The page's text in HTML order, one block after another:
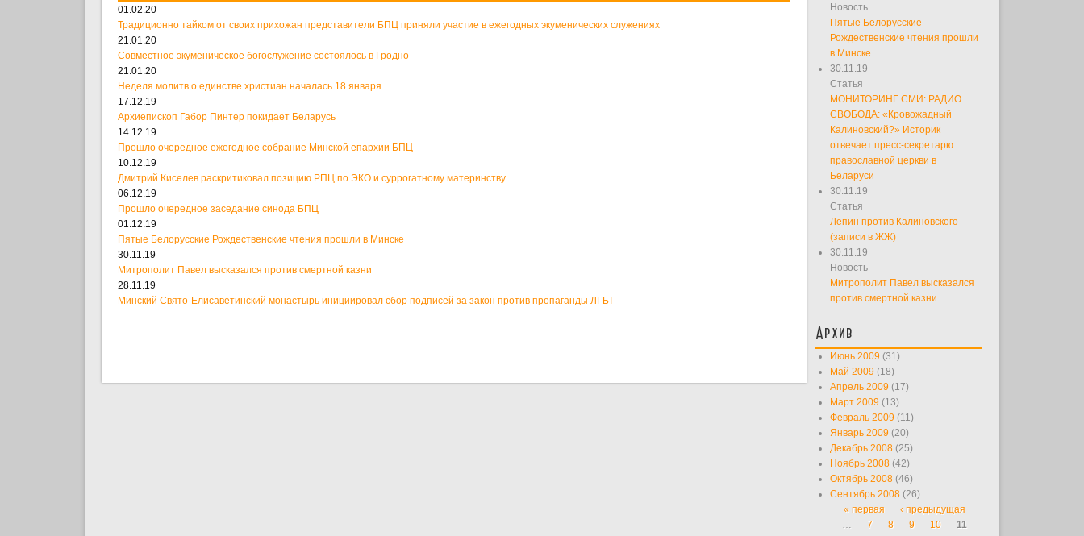
01.02.20
Традиционно тайком от своих прихожан представители БПЦ приняли участие в ежегодных экуменических служениях
21.01.20
Совместное экуменическое богослужение состоялось в Гродно
21.01.20
Неделя молитв о единстве христиан началась 18 января
17.12.19
Архиепископ Габор Пинтер покидает Беларусь
14.12.19
Прошло очередное ежегодное собрание Минской епархии БПЦ
10.12.19
Дмитрий Киселев раскритиковал позицию РПЦ по ЭКО и суррогатному материнству
06.12.19
Прошло очередное заседание синода БПЦ
01.12.19
Пятые Белорусские Рождественские чтения прошли в Минске
30.11.19
Митрополит Павел высказался против смертной казни
28.11.19
Минский Свято-Елисаветинский монастырь инициировал сбор подписей за закон против пропаганды ЛГБТ
Новость
Пятые Белорусские
Рождественские чтения прошли
в Минске
30.11.19
Статья
МОНИТОРИНГ СМИ: РАДИО
СВОБОДА: «Кровожадный
Калиновский?» Историк
отвечает пресс-секретарю
православной церкви в
Беларуси
30.11.19
Статья
Лепин против Калиновского
(записи в ЖЖ)
30.11.19
Новость
Митрополит Павел высказался
против смертной казни
Архив
Июнь 2009 (31)
Май 2009 (18)
Апрель 2009 (17)
Март 2009 (13)
Февраль 2009 (11)
Январь 2009 (20)
Декабрь 2008 (25)
Ноябрь 2008 (42)
Октябрь 2008 (46)
Сентябрь 2008 (26)
Страницы
« первая
‹ предыдущая
…
7 8 9 10
11